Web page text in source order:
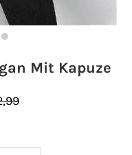
Mit Kapuze